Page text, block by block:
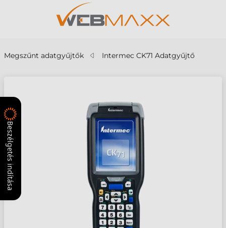
Megszűnt adatgyűjtők Intermec CK71 Adatgyűjtő
Beszélgetés indítása